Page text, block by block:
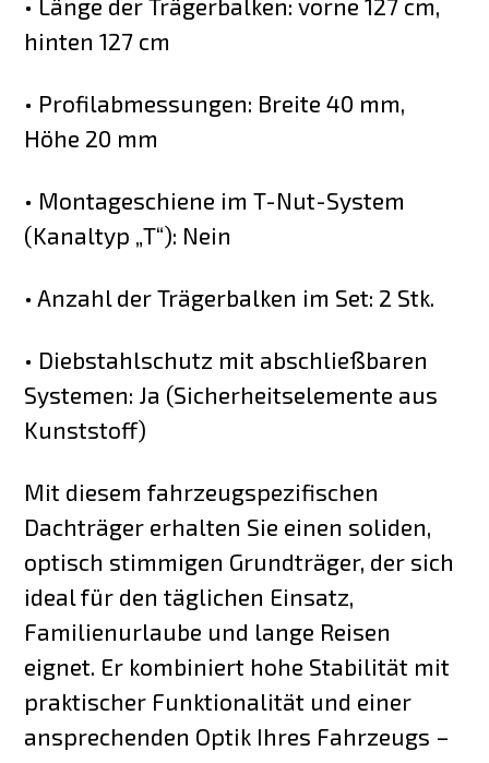
• Länge der Trägerbalken: vorne 127 cm,
hinten 127 cm
• Profilabmessungen: Breite 40 mm,
Höhe 20 mm
• Montageschiene im T-Nut-System
(Kanaltyp „T“): Nein
• Anzahl der Trägerbalken im Set: 2 Stk.
• Diebstahlschutz mit abschließbaren
Systemen: Ja (Sicherheitselemente aus
Kunststoff)
Mit diesem fahrzeugspezifischen
Dachträger erhalten Sie einen soliden,
optisch stimmigen Grundträger, der sich
ideal für den täglichen Einsatz,
Familienurlaube und lange Reisen
eignet. Er kombiniert hohe Stabilität mit
praktischer Funktionalität und einer
ansprechenden Optik Ihres Fahrzeugs –